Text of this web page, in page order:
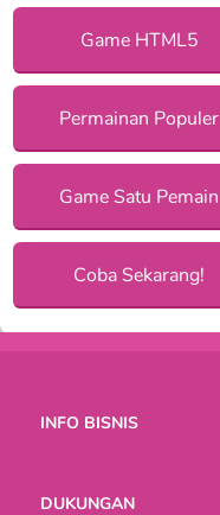
Game HTML5
Permainan Populer
Game Satu Pemain
Coba Sekarang!
INFO BISNIS
DUKUNGAN